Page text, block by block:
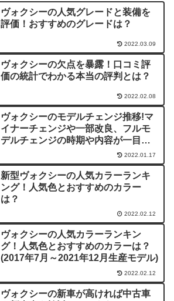
ヴォクシーの人気グレードと装備を
評価！おすすめのグレードは？
2022.03.09
ヴォクシーの欠点を暴露！口コミ評
価の統計でわかる本当の評判とは？
2022.02.08
ヴォクシーのモデルチェンジ推移!マ
イナーチェンジや一部改良、フルモ
デルチェンジの時期や内容が一目瞭
2022.01.17
新型ヴォクシーの人気カラーランキ
ング！人気色とおすすめのカラー
は？
2022.02.12
ヴォクシーの人気カラーランキン
グ！人気色とおすすめのカラーは？
(2017年7月～2021年12月生産モデル)
2022.02.12
ヴォクシーの新車が高ければ中古車